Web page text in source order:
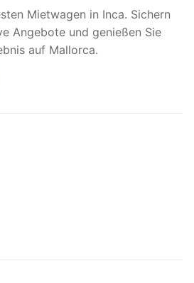
Mietwagen in Inca. Sichern
Angebote und genießen Sie
auf Mallorca.